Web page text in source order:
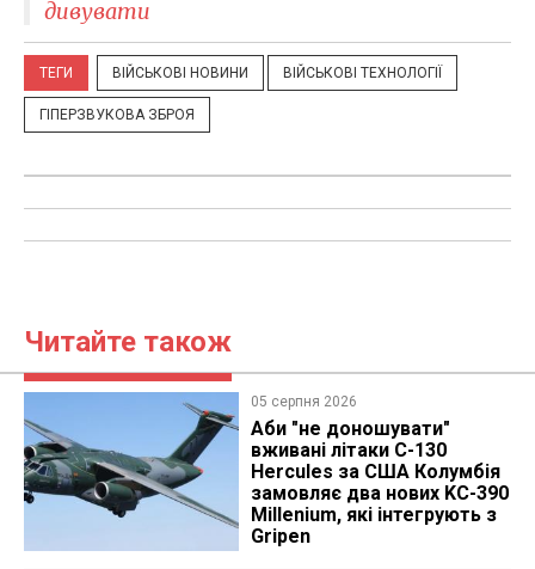
дивувати
ТЕГИ ВІЙСЬКОВІ НОВИНИ ВІЙСЬКОВІ ТЕХНОЛОГІЇ
ГІПЕРЗВУКОВА ЗБРОЯ
Читайте також
05 серпня 2026
Аби "не доношувати"
вживані літаки C-130
Hercules за США Колумбія
замовляє два нових KC-390
Millenium, які інтегрують з
Gripen